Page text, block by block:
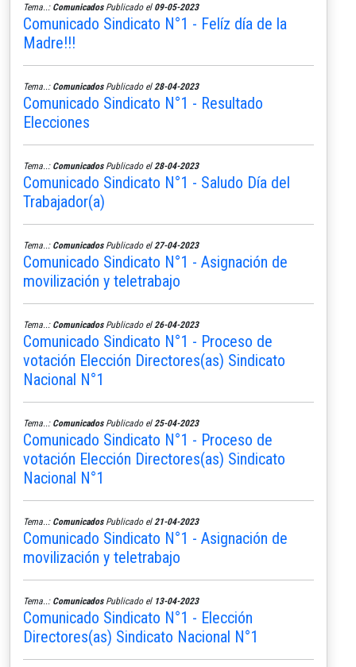
Tema..: ComunicadosPublicado el 09-05-2023
Comunicado Sindicato N°1 - Felíz día de la
Madre!!!
Tema..: ComunicadosPublicado el 28-04-2023
Comunicado Sindicato N°1 - Resultado
Elecciones
Tema..: ComunicadosPublicado el 28-04-2023
Comunicado Sindicato N°1 - Saludo Día del
Trabajador(a)
Tema..: ComunicadosPublicado el 27-04-2023
Comunicado Sindicato N°1 - Asignación de
movilización y teletrabajo
Tema..: ComunicadosPublicado el 26-04-2023
Comunicado Sindicato N°1 - Proceso de
votación Elección Directores(as) Sindicato
Nacional N°1
Tema..: ComunicadosPublicado el 25-04-2023
Comunicado Sindicato N°1 - Proceso de
votación Elección Directores(as) Sindicato
Nacional N°1
Tema..: ComunicadosPublicado el 21-04-2023
Comunicado Sindicato N°1 - Asignación de
movilización y teletrabajo
Tema..: ComunicadosPublicado el 13-04-2023
Comunicado Sindicato N°1 - Elección
Directores(as) Sindicato Nacional N°1